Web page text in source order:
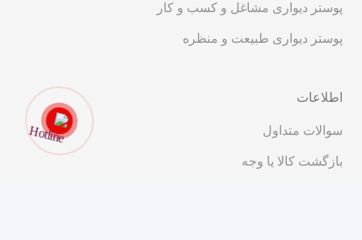
پوستر دیواری مشاغل و کسب و کار
پوستر دیواری طبیعت و منظره
اطلاعات
سوالات متداول
بازگشت کالا یا وجه